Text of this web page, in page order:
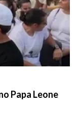
Papa Leone